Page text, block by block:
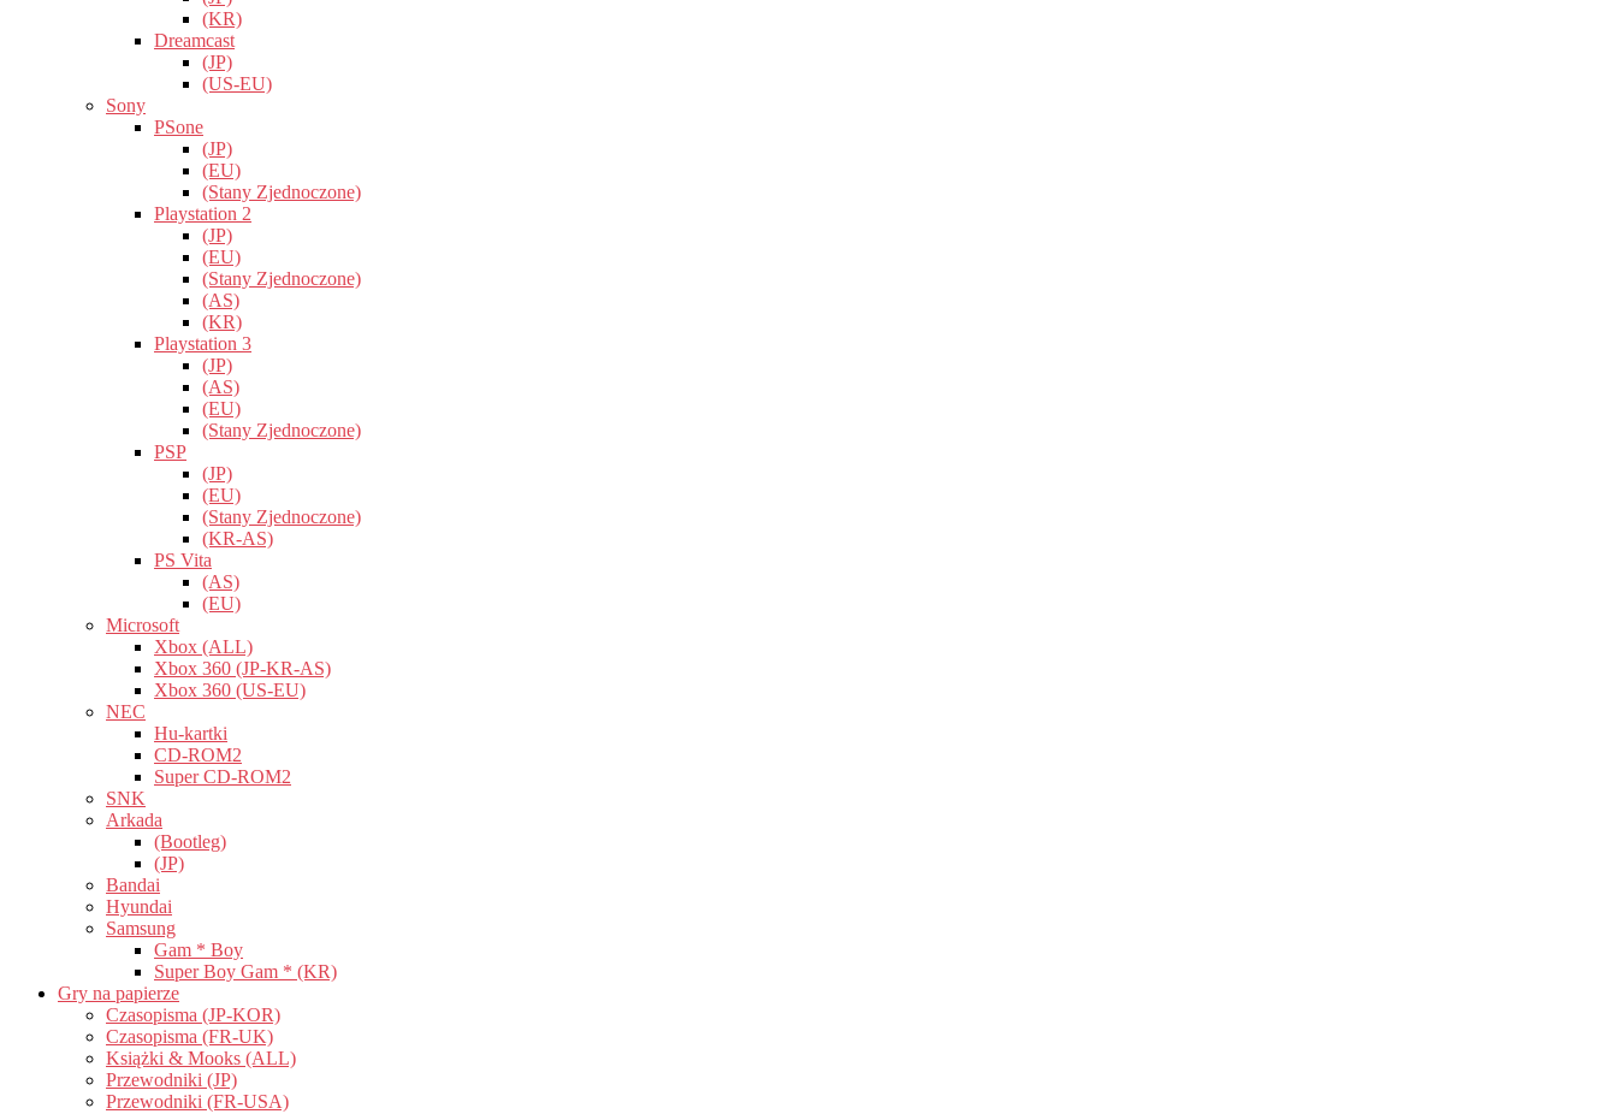
(KR)
Dreamcast
(JP)
(US-EU)
Sony
PSone
(JP)
(EU)
(Stany Zjednoczone)
Playstation 2
(JP)
(EU)
(Stany Zjednoczone)
(AS)
(KR)
Playstation 3
(JP)
(AS)
(EU)
(Stany Zjednoczone)
PSP
(JP)
(EU)
(Stany Zjednoczone)
(KR-AS)
PS Vita
(AS)
(EU)
Microsoft
Xbox (ALL)
Xbox 360 (JP-KR-AS)
Xbox 360 (US-EU)
NEC
Hu-kartki
CD-ROM2
Super CD-ROM2
SNK
Arkada
(Bootleg)
(JP)
Bandai
Hyundai
Samsung
Gam * Boy
Super Boy Gam * (KR)
Gry na papierze
Czasopisma (JP-KOR)
Czasopisma (FR-UK)
Książki & Mooks (ALL)
Przewodniki (JP)
Przewodniki (FR-USA)